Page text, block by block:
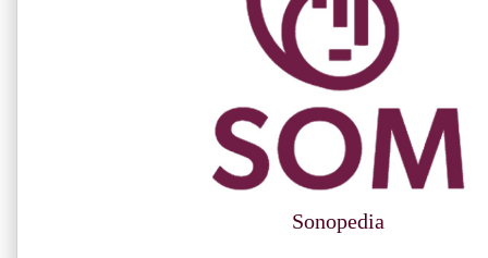
Sonopedia